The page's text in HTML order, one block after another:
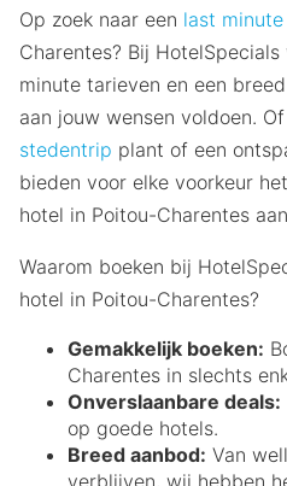
Op zoek naar een last
Charentes? Bij
minute tarieven en een
aan jouw wensen voldoen.
stedentrip plant of een
bieden voor elke voorkeur
hotel in Poitou-Charentes
Waarom boeken bij
hotel in Poitou-Charentes?
Gemakkelijk boeken:
Charentes in slechts
Onverslaanbare deals:
op goede hotels.
Breed aanbod: Van